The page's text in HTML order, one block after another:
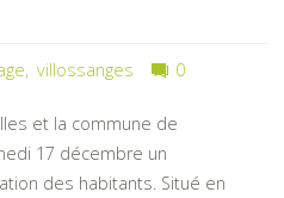
, villossanges 0
et la commune de
17 décembre un
des habitants. Situé en